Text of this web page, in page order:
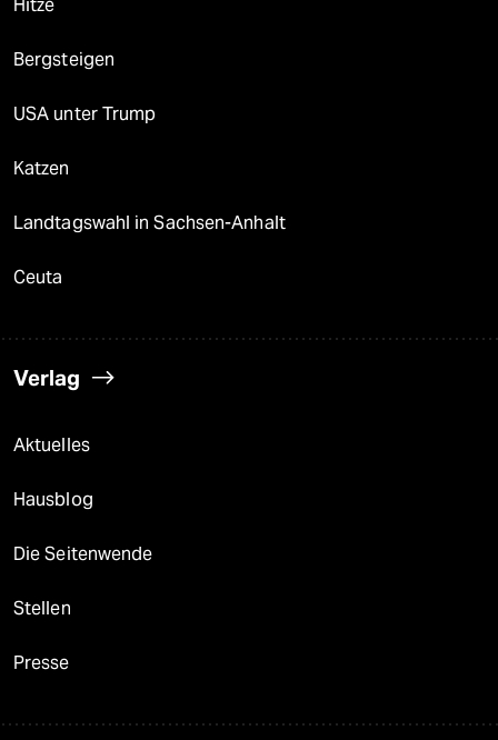
Hitze
Bergsteigen
USA unter Trump
Katzen
Landtagswahl in Sachsen-Anhalt
Ceuta
Verlag
Aktuelles
Hausblog
Die Seitenwende
Stellen
Presse